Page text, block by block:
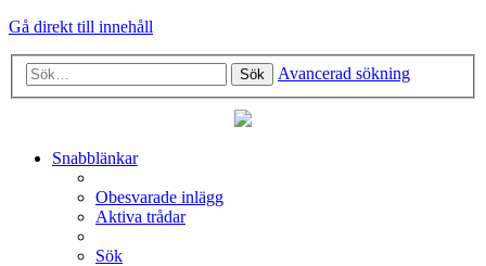
Gå direkt till innehåll
Sök Avancerad sökning
Snabblänkar
Obesvarade inlägg
Aktiva trådar
Sök